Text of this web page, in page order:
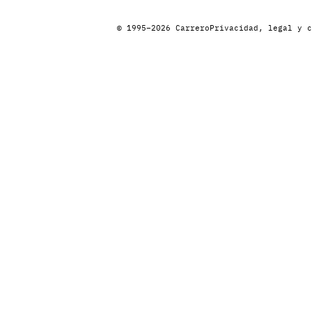
© 1995–2026 CarreroPrivacidad, legal y